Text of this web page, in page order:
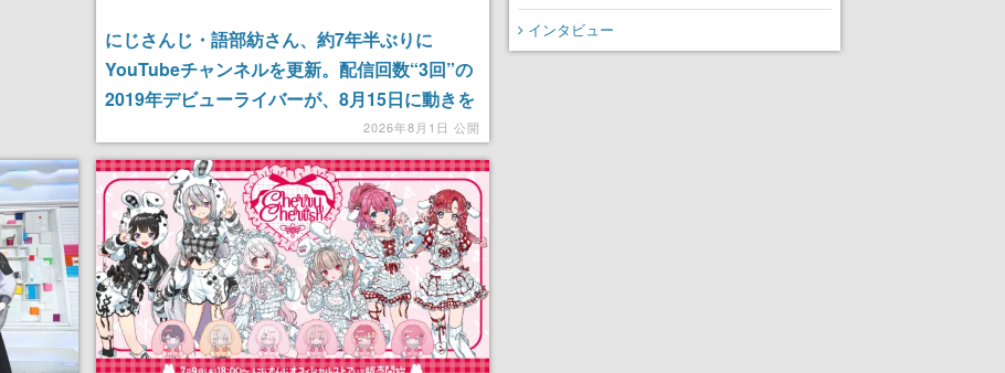
にじさんじ・語部紡さん、約7年半ぶりに
YouTubeチャンネルを更新。配信回数“3回”の
2019年デビューライバーが、8月15日に動きを
2026年8月1日 公開
インタビュー